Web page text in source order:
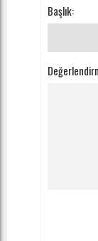
Başlık: